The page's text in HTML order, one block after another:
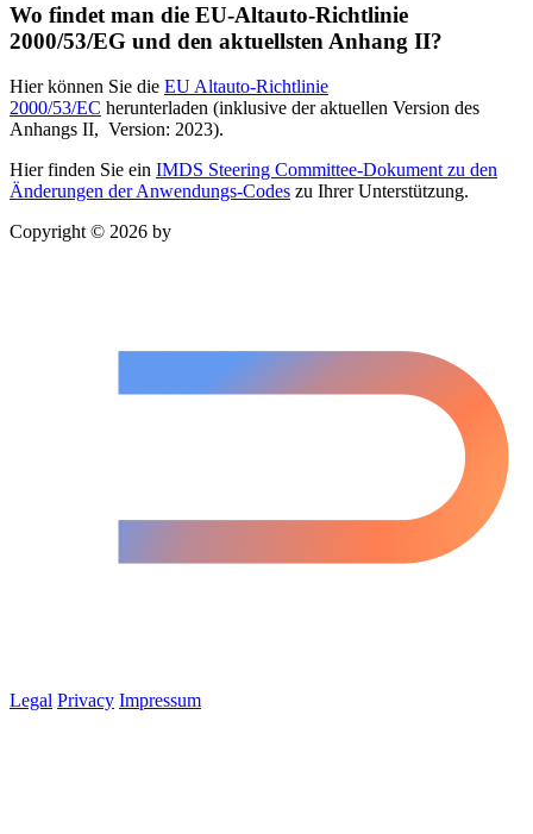
Wo findet man die EU-Altauto-Richtlinie
2000/53/EG und den aktuellsten Anhang II?
Hier können Sie die EU Altauto-Richtlinie
2000/53/EC herunterladen (inklusive deraktuellen Version des
Anhangs II, Version: 2023).
Hier finden Sie ein IMDS Steering Committee-Dokument zu den
Änderungen der Anwendungs-Codes zu Ihrer Unterstützung.
Copyright © 2026 by
Legal Privacy Impressum